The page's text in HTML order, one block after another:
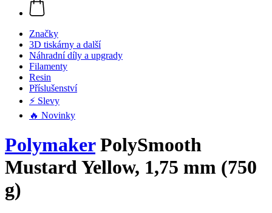
Značky
3D tiskárny a další
Náhradní díly a upgrady
Filamenty
Resin
Příslušenství
⚡ Slevy
🔥 Novinky
PolymakerPolySmooth
Mustard Yellow, 1,75 mm (750
g)